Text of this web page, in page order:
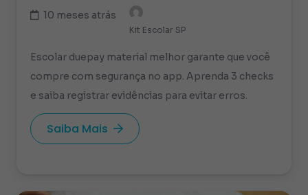
10 meses atrás
Kit Escolar SP
Escolar duepay material melhor garante que você
compre com segurança no app. Aprenda 3 checks
e saiba registrar evidências para evitar erros.
Saiba Mais